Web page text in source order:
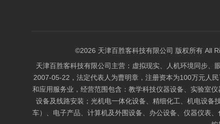
©2026 天津百胜客科技有限公司 版权所有 All
天津百胜客科技有限公司主营：虚拟现实、人机环境同步
2007-05-22，法定代表人为曹明章，注册资本为100万元人
和应用服务业，经营范围包含：教学科技仪器设备、实验室
设备及线路安装；光机电一体化设备、精细化工、机电设
车）、电子产品、计算机及外围设备、办公设备、仪器仪表